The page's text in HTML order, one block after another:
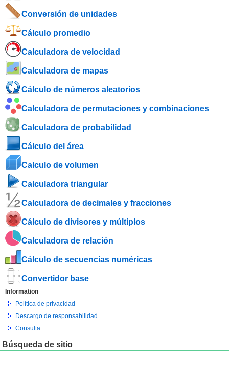
Conversión de unidades
Cálculo promedio
Calculadora de velocidad
Calculadora de mapas
Cálculo de números aleatorios
Calculadora de permutaciones y combinaciones
Calculadora de probabilidad
Cálculo del área
Calculo de volumen
Calculadora triangular
Calculadora de decimales y fracciones
Cálculo de divisores y múltiplos
Calculadora de relación
Cálculo de secuencias numéricas
Convertidor base
Information
Política de privacidad
Descargo de responsabilidad
Consulta
Búsqueda de sitio